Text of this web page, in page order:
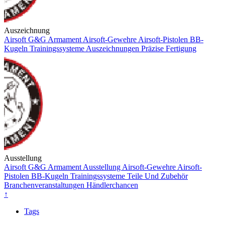
Auszeichnung
Airsoft G&G Armament Airsoft-Gewehre Airsoft-Pistolen BB-
Kugeln Trainingssysteme Auszeichnungen Präzise Fertigung
Ausstellung
Airsoft G&G Armament Ausstellung Airsoft-Gewehre Airsoft-
Pistolen BB-Kugeln Trainingssysteme Teile Und Zubehör
Branchenveranstaltungen Händlerchancen
↑
Tags